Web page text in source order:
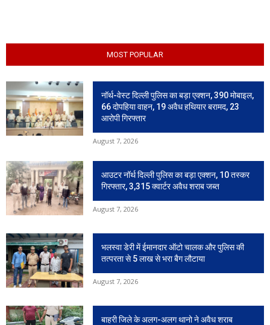
MOST POPULAR
नॉर्थ-वेस्ट दिल्ली पुलिस का बड़ा एक्शन, 390 मोबाइल,
66 दोपहिया वाहन, 19 अवैध हथियार बरामद, 23
आरोपी गिरफ्तार
August 7, 2026
आउटर नॉर्थ दिल्ली पुलिस का बड़ा एक्शन, 10 तस्कर
गिरफ्तार, 3,315 क्वार्टर अवैध शराब जब्त
August 7, 2026
भलस्वा डेरी में ईमानदार ऑटो चालक और पुलिस की
तत्परता से 5 लाख से भरा बैग लौटाया
August 7, 2026
बाहरी जिले के अलग-अलग थानो ने अवैध शराब